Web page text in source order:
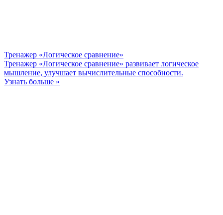
Тренажер «Логическое сравнение»
Тренажер «Логическое сравнение» развивает логическое
мышление, улучшает вычислительные способности.
Узнать больше »